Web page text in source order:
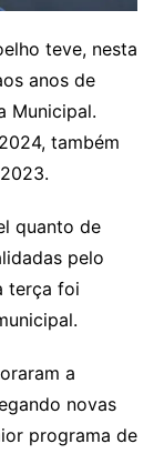
teve, nesta
anos de
Municipal.
também
quanto de
pelo
terça foi
a
novas
programa de